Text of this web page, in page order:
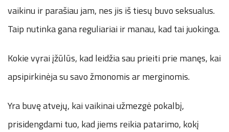
vaikinu ir parašiau jam, nes jis iš tiesų buvo seksualus.
Taip nutinka gana reguliariai ir manau, kad tai juokinga.
Kokie vyrai įžūlūs, kad leidžia sau prieiti prie manęs, kai
apsipirkinėja su savo žmonomis ar merginomis.
Yra buvę atvejų, kai vaikinai užmezgė pokalbį,
prisidengdami tuo, kad jiems reikia patarimo, kokį